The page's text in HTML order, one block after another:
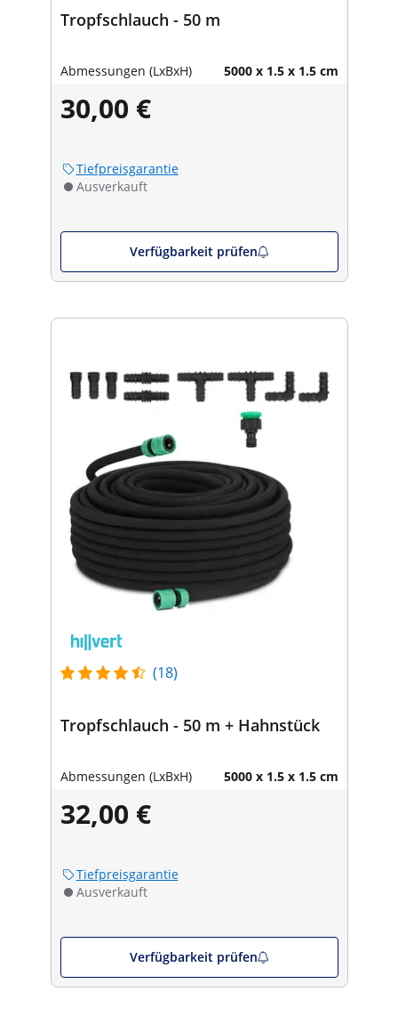
Tropfschlauch - 50 m
Abmessungen (LxBxH) 5000 x 1.5 x 1.5 cm
30,00 €
Tiefpreisgarantie
Ausverkauft
Verfügbarkeit prüfen
(18)
Tropfschlauch - 50 m + Hahnstück
Abmessungen (LxBxH) 5000 x 1.5 x 1.5 cm
32,00 €
Tiefpreisgarantie
Ausverkauft
Verfügbarkeit prüfen